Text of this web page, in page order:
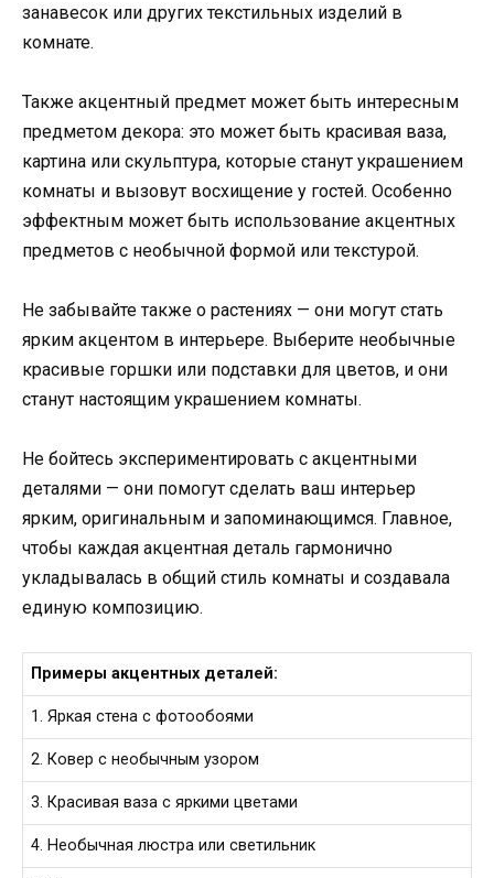
занавесок или других текстильных изделий в
комнате.
Также акцентный предмет может быть интересным
предметом декора: это может быть красивая ваза,
картина или скульптура, которые станут украшением
комнаты и вызовут восхищение у гостей. Особенно
эффектным может быть использование акцентных
предметов с необычной формой или текстурой.
Не забывайте также о растениях — они могут стать
ярким акцентом в интерьере. Выберите необычные
красивые горшки или подставки для цветов, и они
станут настоящим украшением комнаты.
Не бойтесь экспериментировать с акцентными
деталями — они помогут сделать ваш интерьер
ярким, оригинальным и запоминающимся. Главное,
чтобы каждая акцентная деталь гармонично
укладывалась в общий стиль комнаты и создавала
единую композицию.
Примеры акцентных деталей:
1. Яркая стена с фотообоями
2. Ковер с необычным узором
3. Красивая ваза с яркими цветами
4. Необычная люстра или светильник